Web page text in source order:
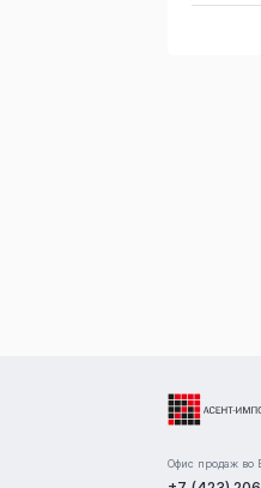
Офис продаж во